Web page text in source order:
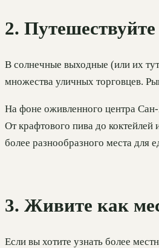
2.
В солнечные выходные (или их
множества уличных торговцев.
На фоне оживленного центра
От крафтового пива до
более разнообразного места для
3. Живите как
Если вы хотите узнать более